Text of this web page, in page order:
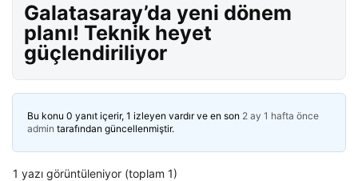
Galatasaray’da yeni dönem
planı! Teknik heyet
güçlendiriliyor
Bu konu 0 yanıt içerir, 1 izleyen vardır ve en son 2 ay 1 hafta önce
admin tarafından güncellenmiştir.
1 yazı görüntüleniyor (toplam 1)